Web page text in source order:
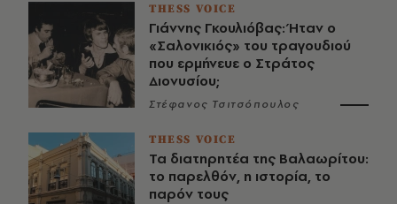
THESS VOICE
Γιάννης Γκουλιόβας: Ήταν ο
«Σαλονικιός» του τραγουδιού
που ερμήνευε ο Στράτος
Διονυσίου;
Στέφανος Τσιτσόπουλος
THESS VOICE
Τα διατηρητέα της Βαλαωρίτου:
το παρελθόν, η ιστορία, το
παρόν τους